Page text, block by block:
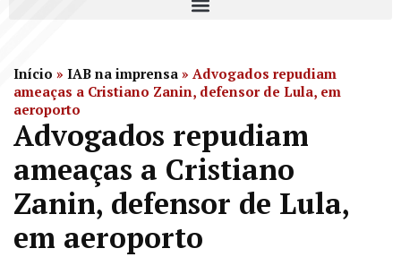
Início » IAB na imprensa » Advogados repudiam
ameaças a Cristiano Zanin, defensor de Lula, em
aeroporto
Advogados repudiam
ameaças a Cristiano
Zanin, defensor de Lula,
em aeroporto